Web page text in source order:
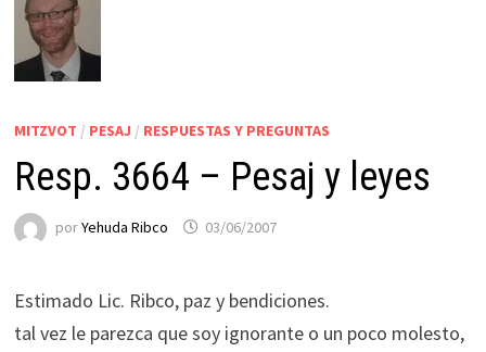
MITZVOT / PESAJ / RESPUESTAS Y PREGUNTAS
Resp. 3664 – Pesaj y leyes
porYehuda Ribco 03/06/2007
Estimado Lic. Ribco, paz y bendiciones.
tal vez le parezca que soy ignorante o un poco molesto,